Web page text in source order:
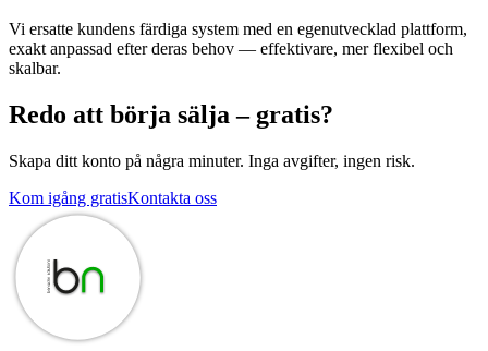
Vi ersatte kundens färdiga system med en egenutvecklad plattform,
exakt anpassad efter deras behov — effektivare, mer flexibel och
skalbar.
Redo att börja sälja – gratis?
Skapa ditt konto på några minuter. Inga avgifter, ingen risk.
Kom igång gratisKontakta oss